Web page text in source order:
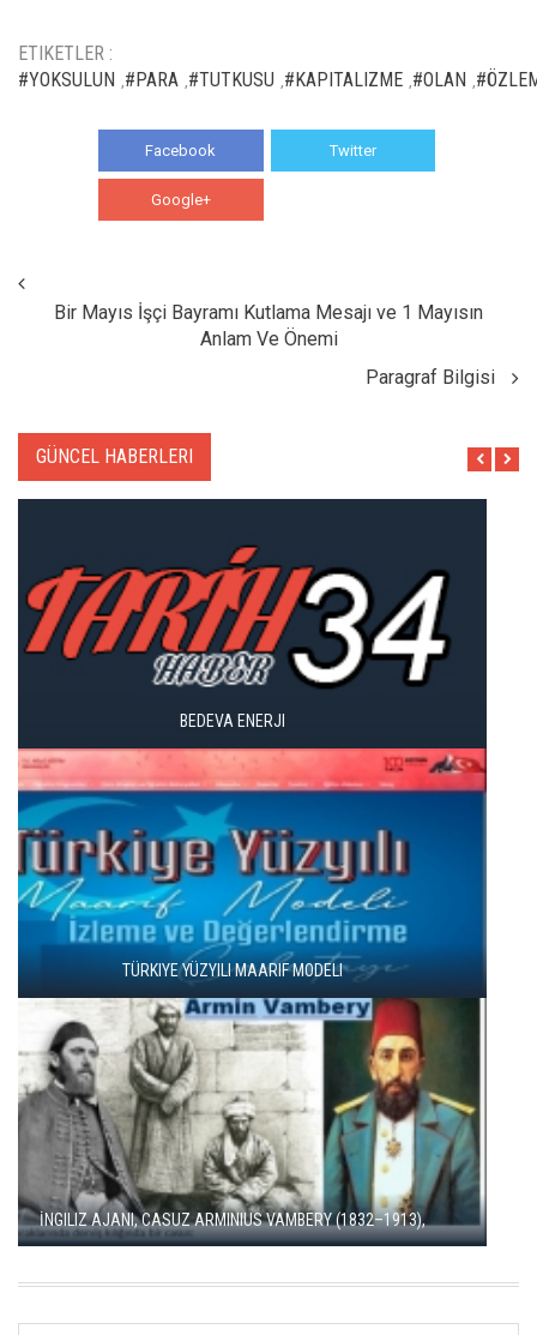
ETIKETLER :
#YOKSULUN ,#PARA ,#TUTKUSU ,#KAPITALIZME ,#OLAN ,
Facebook Twitter
Google+
Bir Mayıs İşçi Bayramı Kutlama Mesajı ve 1 Mayısın
Anlam Ve Önemi
Paragraf Bilgisi
GÜNCEL HABERLERI
SIBER GÜVENLIK VE
ÖZÜR DILEMENIN SINIRI
NENE HATUN FILMI